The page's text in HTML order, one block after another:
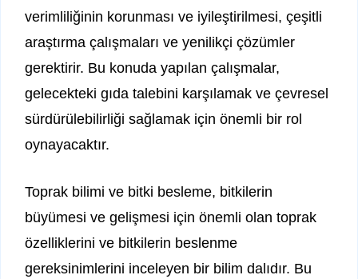
verimliliğinin korunması ve iyileştirilmesi, çeşitli
araştırma çalışmaları ve yenilikçi çözümler
gerektirir. Bu konuda yapılan çalışmalar,
gelecekteki gıda talebini karşılamak ve çevresel
sürdürülebilirliği sağlamak için önemli bir rol
oynayacaktır.
Toprak bilimi ve bitki besleme, bitkilerin
büyümesi ve gelişmesi için önemli olan toprak
özelliklerini ve bitkilerin beslenme
gereksinimlerini inceleyen bir bilim dalıdır. Bu